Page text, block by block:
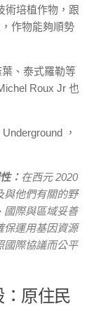
術培植作物，跟
作物能夠順勢
、泰式羅勒等
Roux Jr 也
，
： 在西元 2020
與他們有關的野
國際與區域妥善
保運用基因資源
國際協議而公平
原住民